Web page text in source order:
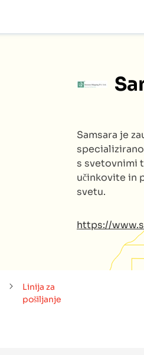
Samsara je
s svetovnimi
učinkovite in
svetu.
https://
Linija za
pošiljanje